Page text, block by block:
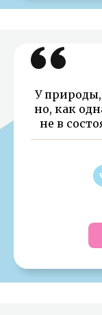
У
но, как
не в